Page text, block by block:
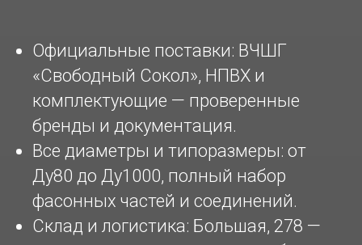
Официальные поставки: ВЧШГ
«Свободный Сокол», НПВХ и
комплектующие — проверенные
бренды и документация.
Все диаметры и типоразмеры: от
Ду80 до Ду1000, полный набор
фасонных частей и соединений.
Склад и логистика: Большая, 278 —